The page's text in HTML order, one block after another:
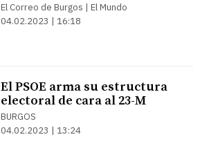
El Correo de Burgos | El Mundo
04.02.2023 | 16:18
El PSOE arma su estructura
electoral de cara al 23-M
BURGOS
04.02.2023 | 13:24